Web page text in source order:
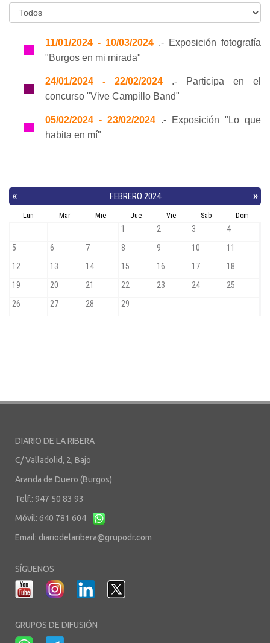
11/01/2024 - 10/03/2024 .- Exposición fotografía
"Burgos en mi mirada"
24/01/2024 - 22/02/2024 .- Participa en el
concurso "Vive Campillo Band"
05/02/2024 - 23/02/2024 .- Exposición "Lo que
habita en mí"
DIARIO DE LA RIBERA
C/ Valladolid, 2, Bajo
Aranda de Duero (Burgos)
Telf.: 947 50 83 93
Móvil: 640 781 604
Email: diariodelaribera@grupodr.com
SÍGUENOS
GRUPOS DE DIFUSIÓN